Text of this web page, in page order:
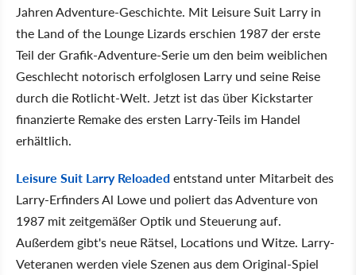
Jahren Adventure-Geschichte. Mit Leisure Suit Larry in
the Land of the Lounge Lizards erschien 1987 der erste
Teil der Grafik-Adventure-Serie um den beim weiblichen
Geschlecht notorisch erfolglosen Larry und seine Reise
durch die Rotlicht-Welt. Jetzt ist das über Kickstarter
finanzierte Remake des ersten Larry-Teils im Handel
erhältlich.
Leisure Suit Larry Reloadedentstand unter Mitarbeit des
Larry-Erfinders Al Lowe und poliert das Adventure von
1987 mit zeitgemäßer Optik und Steuerung auf.
Außerdem gibt's neue Rätsel, Locations und Witze. Larry-
Veteranen werden viele Szenen aus dem Original-Spiel